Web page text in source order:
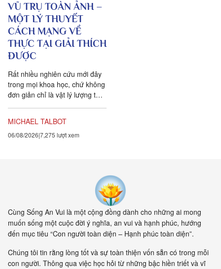
VŨ TRỤ TOÀN ẢNH –
MỘT LÝ THUYẾT
CÁCH MẠNG VỀ
THỰC TẠI GIẢI THÍCH
ĐƯỢC
Rất nhiều nghiên cứu mới đây
trong mọi khoa học, chứ không
đơn giản chỉ là vật lý lượng tử,
chúng ta tưởng. Một câu
chuyện khoa học đang xuất
kết nối. Khía cạnh quan trọng
nhất của sự sống không còn là
vật nữa, mà là mối liên hệ giữa
các vật.
MICHAEL TALBOT
06/08/2026 7,275 lượt xem
Cùng Sống An Vui là một cộng đồng dành cho những ai mong
muốn sống một cuộc đời ý nghĩa, an vui và hạnh phúc, hướng
đến mục tiêu “Con người toàn diện – Hạnh phúc toàn diện”.
Chúng tôi tin rằng lòng tốt và sự toàn thiện vốn sẵn có trong mỗi
con người. Thông qua việc học hỏi từ những bậc hiền triết và vĩ